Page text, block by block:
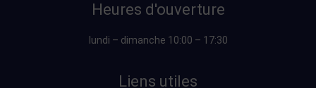
Heures d'ouverture
lundi – dimanche 10:00 – 17:30
Liens utiles